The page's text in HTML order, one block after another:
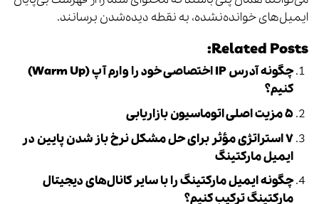
ایمیل‌های خوانده‌نشده، به نقطه دیده‌شدن برسانند.
Related Posts:
چگونه آدرس IP اختصاصی خود را وارم آپ (Warm Up)
کنیم؟
۵ مزیت اصلی اتوماسیون بازاریابی
۷ استراتژی مؤثر برای حل مشکل نرخ باز شدن پایین در
ایمیل مارکتینگ
چگونه ایمیل مارکتینگ را با سایر کانال‌های دیجیتال
مارکتینگ ترکیب کنیم؟